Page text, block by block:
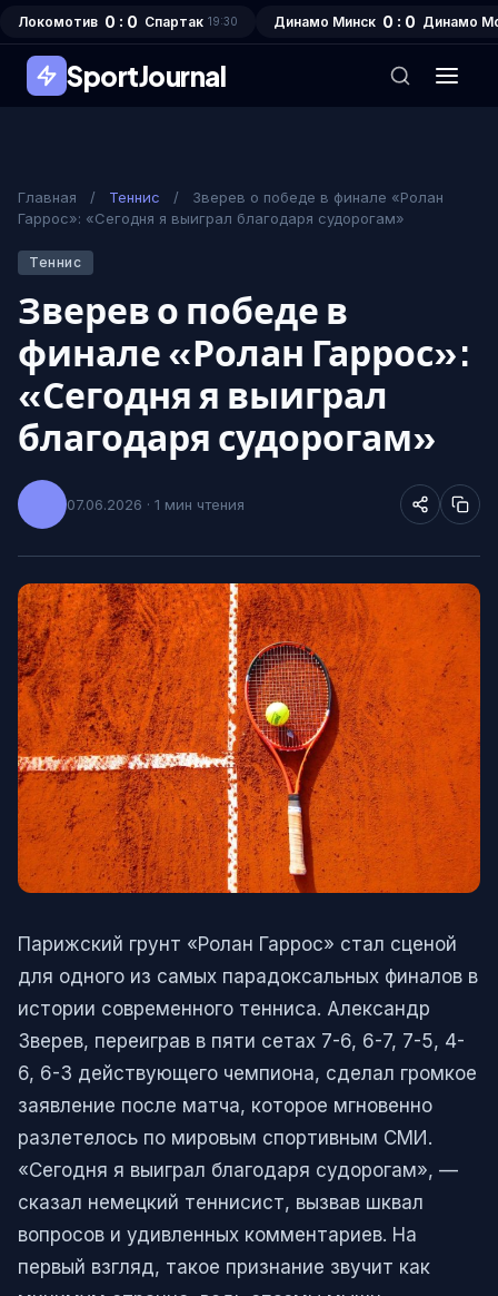
Локомотив 0 : 0 Спартак 19:30 Динамо Минск 0 : 0 Динамо
SportJournal
Главная / Теннис /
Зверев о победе в финале «Ролан
Гаррос»: «Сегодня я выиграл благодаря судорогам»
Теннис
Зверев о победе в
финале «Ролан Гаррос»:
«Сегодня я выиграл
благодаря судорогам»
07.06.2026 · 1 мин чтения
Парижский грунт «Ролан Гаррос» стал сценой
для одного из самых парадоксальных финалов в
истории современного тенниса. Александр
Зверев, переиграв в пяти сетах 7-6, 6-7, 7-5, 4-
6, 6-3 действующего чемпиона, сделал громкое
заявление после матча, которое мгновенно
разлетелось по мировым спортивным СМИ.
«Сегодня я выиграл благодаря судорогам», —
сказал немецкий теннисист, вызвав шквал
вопросов и удивленных комментариев. На
первый взгляд, такое признание звучит как